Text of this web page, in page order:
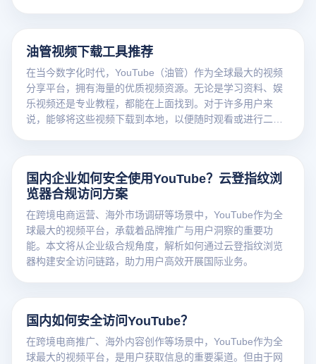
油管视频下载工具推荐
在当今数字化时代，YouTube（油管）作为全球最大的视频
分享平台，拥有海量的优质视频资源。无论是学习资料、娱
乐视频还是专业教程，都能在上面找到。对于许多用户来
说，能够将这些视频下载到本地，以便随时观看或进行二次
国内企业如何安全使用YouTube？云登指纹浏
览器合规访问方案
在跨境电商运营、海外市场调研等场景中，YouTube作为全
球最大的视频平台，承载着品牌推广与用户洞察的重要功
能。本文将从企业级合规角度，解析如何通过云登指纹浏览
器构建安全访问链路，助力用户高效开展国际业务。
国内如何安全访问YouTube？
在跨境电商推广、海外内容创作等场景中，YouTube作为全
球最大的视频平台，是用户获取信息的重要渠道。但由于网